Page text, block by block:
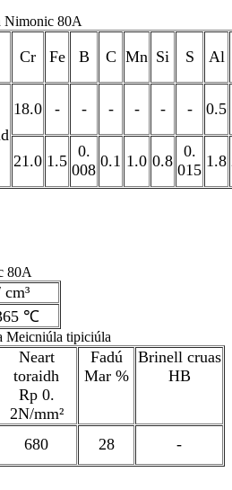
Nimonic 80A
Cr Fe B C Mn Si S Al
18.0 - - - - - - 0.5
21.0 1.5
0.
008 0.1 1.0 0.8
0.
015 1.8
80A
℃
tipiciúla
Neart
toraidh
Rp 0.
2N/mm²
Fadú
Mar %
Brinell cruas
HB
680 28 -